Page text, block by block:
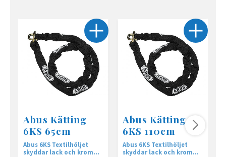
Abus Kätting
6KS 65cm
Abus 6KS Textilhöljet
skyddar lack och krom
Abus Kätting
6KS 110cm
Abus 6KS Textilhöljet
skyddar lack och krom